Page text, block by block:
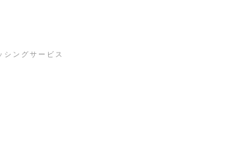
シングサービス